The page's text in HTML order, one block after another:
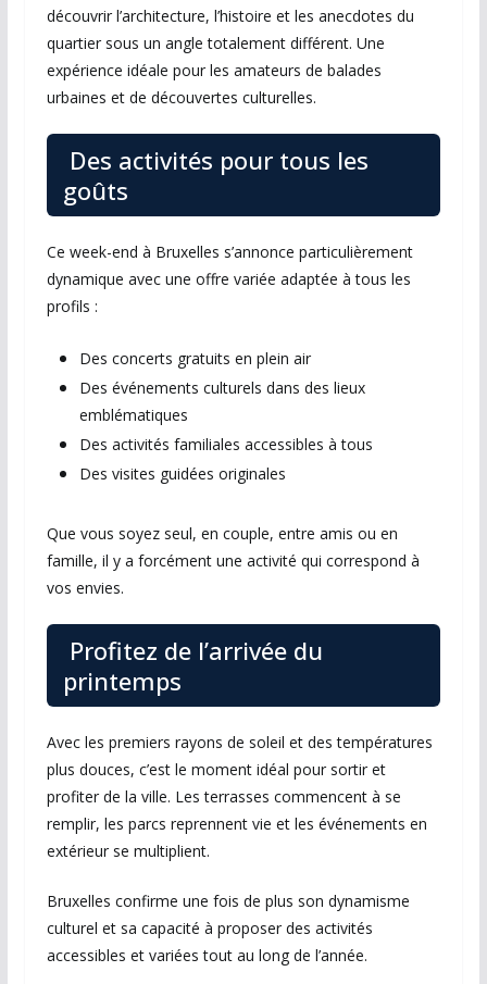
découvrir l’architecture, l’histoire et les anecdotes du
quartier sous un angle totalement différent. Une
expérience idéale pour les amateurs de balades
urbaines et de découvertes culturelles.
Des activités pour tous les
goûts
Ce week-end à Bruxelles s’annonce particulièrement
dynamique avec une offre variée adaptée à tous les
profils :
Des concerts gratuits en plein air
Des événements culturels dans des lieux
emblématiques
Des activités familiales accessibles à tous
Des visites guidées originales
Que vous soyez seul, en couple, entre amis ou en
famille, il y a forcément une activité qui correspond à
vos envies.
Profitez de l’arrivée du
printemps
Avec les premiers rayons de soleil et des températures
plus douces, c’est le moment idéal pour sortir et
profiter de la ville. Les terrasses commencent à se
remplir, les parcs reprennent vie et les événements en
extérieur se multiplient.
Bruxelles confirme une fois de plus son dynamisme
culturel et sa capacité à proposer des activités
accessibles et variées tout au long de l’année.